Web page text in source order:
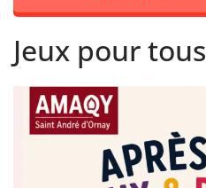
Jeux pour tous